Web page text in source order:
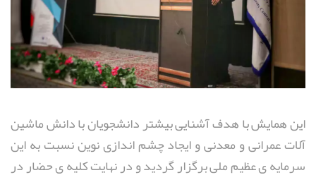
این همایش با هدف آشنایی بیشتر دانشجویان با دانش ماشین
آلات عمرانی و معدنی و ایجاد چشم اندازی نوین نسبت به این
سرمایه ی عظیم ملی برگزار گردید و در نهایت کلیه ی حضار در